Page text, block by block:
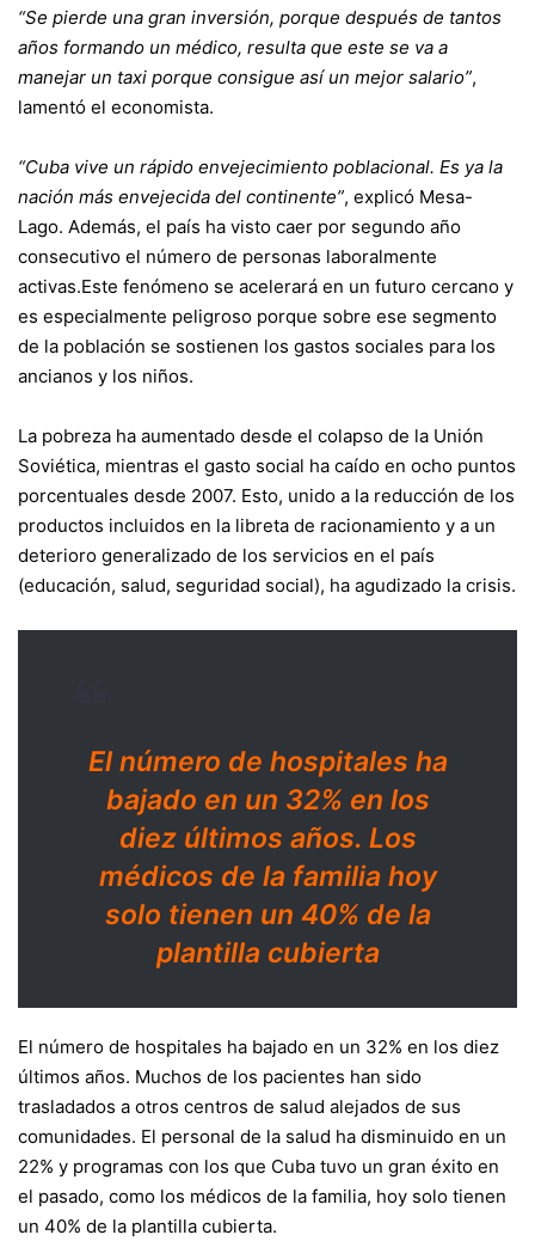
“Se pierde una gran inversión, porque después de tantos
años formando un médico, resulta que este se va a
manejar un taxi porque consigue así un mejor salario”,
lamentó el economista.
“Cuba vive un rápido envejecimiento poblacional. Es ya la
nación más envejecida del continente”, explicó Mesa-
Lago. Además, el país ha visto caer por segundo año
consecutivo el número de personas laboralmente
activas.Este fenómeno se acelerará en un futuro cercano y
es especialmente peligroso porque sobre ese segmento
de la población se sostienen los gastos sociales para los
ancianos y los niños.
La pobreza ha aumentado desde el colapso de la Unión
Soviética, mientras el gasto social ha caído en ocho puntos
porcentuales desde 2007. Esto, unido a la reducción de los
productos incluidos en la libreta de racionamiento y a un
deterioro generalizado de los servicios en el país
(educación, salud, seguridad social), ha agudizado la crisis.
El número de hospitales ha
bajado en un 32% en los
diez últimos años. Los
médicos de la familia hoy
solo tienen un 40% de la
plantilla cubierta
El número de hospitales ha bajado en un 32% en los diez
últimos años. Muchos de los pacientes han sido
trasladados a otros centros de salud alejados de sus
comunidades. El personal de la salud ha disminuido en un
22% y programas con los que Cuba tuvo un gran éxito en
el pasado, como los médicos de la familia, hoy solo tienen
un 40% de la plantilla cubierta.